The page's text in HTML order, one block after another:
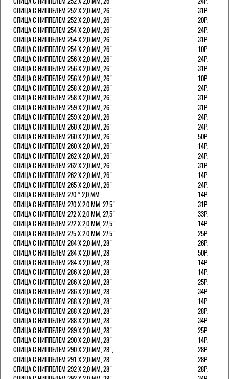
СПИЦА С НИППЕЛЕМ 252 Х 2,0 ММ, 26"
31Р.
СПИЦА С НИППЕЛЕМ 252 Х 2,0 ММ, 26"
20Р.
СПИЦА С НИППЕЛЕМ 254 Х 2,0 ММ, 26"
24Р.
СПИЦА С НИППЕЛЕМ 254 Х 2,0 ММ, 26"
31Р.
СПИЦА С НИППЕЛЕМ 254 Х 2,0 ММ, 26"
10Р.
СПИЦА С НИППЕЛЕМ 256 Х 2,0 ММ, 26"
24Р.
СПИЦА С НИППЕЛЕМ 256 Х 2,0 ММ, 26"
31Р.
СПИЦА С НИППЕЛЕМ 256 Х 2,0 ММ, 26"
10Р.
СПИЦА С НИППЕЛЕМ 258 Х 2,0 ММ, 26"
24Р.
СПИЦА С НИППЕЛЕМ 258 Х 2,0 ММ, 26"
31Р.
СПИЦА С НИППЕЛЕМ 259 Х 2,0 ММ, 26"
31Р.
СПИЦА С НИППЕЛЕМ 259 Х 2,0 ММ, 26
24Р.
СПИЦА С НИППЕЛЕМ 260 Х 2,0 ММ, 26"
24Р.
СПИЦА С НИППЕЛЕМ 260 Х 2,0 ММ, 26"
50Р.
СПИЦА С НИППЕЛЕМ 260 Х 2,0 ММ, 26"
14Р.
СПИЦА С НИППЕЛЕМ 262 Х 2,0 ММ, 26"
24Р.
СПИЦА С НИППЕЛЕМ 262 Х 2,0 ММ, 26"
31Р.
СПИЦА С НИППЕЛЕМ 262 Х 2,0 ММ, 26"
14Р.
СПИЦА С НИППЕЛЕМ 265 Х 2,0 ММ, 26"
24Р.
СПИЦА С НИППЕЛЕМ 270 * 2,0 ММ
14Р.
СПИЦА С НИППЕЛЕМ 270 Х 2,0 ММ, 27,5"
31Р.
СПИЦА С НИППЕЛЕМ 272 Х 2,0 ММ, 27,5"
33Р.
СПИЦА С НИППЕЛЕМ 272 Х 2,0 ММ, 27,5"
14Р.
СПИЦА С НИППЕЛЕМ 275 Х 2,0 ММ, 27,5"
25Р.
СПИЦА С НИППЕЛЕМ 284 Х 2,0 ММ, 28"
26Р.
СПИЦА С НИППЕЛЕМ 284 Х 2,0 ММ, 28"
50Р.
СПИЦА С НИППЕЛЕМ 284 Х 2,0 ММ, 28"
14Р.
СПИЦА С НИППЕЛЕМ 286 Х 2,0 ММ, 28'
14Р.
СПИЦА С НИППЕЛЕМ 286 Х 2,0 ММ, 28"
25Р.
СПИЦА С НИППЕЛЕМ 286 Х 2,0 ММ, 28"
34Р.
СПИЦА С НИППЕЛЕМ 288 Х 2,0 ММ, 28"
14Р.
СПИЦА С НИППЕЛЕМ 288 Х 2,0 ММ, 28"
28Р.
СПИЦА С НИППЕЛЕМ 288 Х 2,0 ММ, 28"
34Р.
СПИЦА С НИППЕЛЕМ 289 Х 2,0 ММ, 28"
25Р.
СПИЦА С НИППЕЛЕМ 290 Х 2,0 ММ, 28"
14Р.
СПИЦА С НИППЕЛЕМ 290 Х 2,0 ММ, 28",
28Р.
СПИЦА С НИППЕЛЕМ 291 Х 2,0 ММ, 28"
28Р.
СПИЦА С НИППЕЛЕМ 292 Х 2,0 ММ, 28"
28Р.